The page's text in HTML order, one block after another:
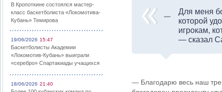
В Кропоткине состоялся мастер-
класс баскетболиста «Локомотива-
Кубань» Темирова
19/06/2026 15:47
Баскетболисты Академии
«Локомотив-Кубань» выиграли
«серебро» Спартакиады учащихся
18/06/2026 21:40
Для меня
которой
игрокам,
— сказал
— Благодарю весь наш